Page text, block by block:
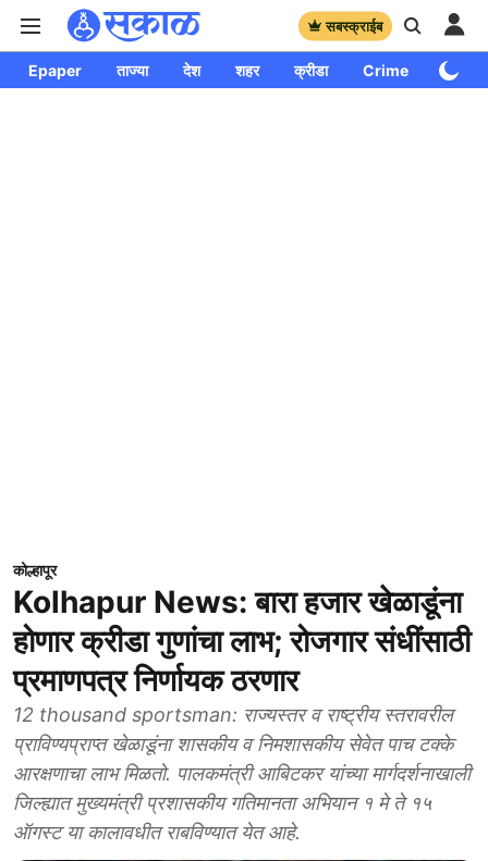
सबस्क्राईब
Epaper ताज्या देश शहर क्रीडा Crime
कोल्हापूर
Kolhapur News: बारा हजार खेळाडूंना
होणार क्रीडा गुणांचा लाभ; रोजगार संधींसाठी
प्रमाणपत्र निर्णायक ठरणार
12 thousand sportsman: राज्यस्तर व राष्ट्रीय स्तरावरील
प्राविण्यप्राप्त खेळाडूंना शासकीय व निमशासकीय सेवेत पाच टक्के
आरक्षणाचा लाभ मिळतो. पालकमंत्री आबिटकर यांच्या मार्गदर्शनाखाली
जिल्ह्यात मुख्यमंत्री प्रशासकीय गतिमानता अभियान १ मे ते १५
ऑगस्ट या कालावधीत राबविण्यात येत आहे.